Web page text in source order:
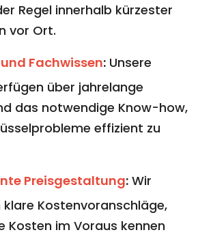
Regel innerhalb kürzester
vor Ort.
Fachwissen: Unsere
über jahrelange
das notwendige Know-how,
effizient zu
Preisgestaltung: Wir
klare Kostenvoranschläge,
Kosten im Voraus kennen